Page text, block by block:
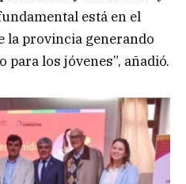
está en el
la provincia generando
los jóvenes”, añadió.